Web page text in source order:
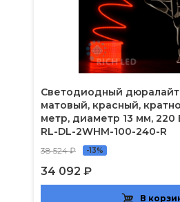
Светодиодный
матовый, красный,
метр, диаметр 13 мм, 220
RL-DL-2WHM-100-240-R
38 524 ₽ -13%
34 092 ₽
В